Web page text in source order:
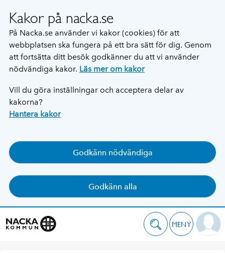
Kakor på nacka.se
På Nacka.se använder vi kakor (cookies) för att
webbplatsen ska fungera på ett bra sätt för dig. Genom
att fortsätta ditt besök godkänner du att vi använder
nödvändiga kakor. Läs mer om kakor
Vill du göra inställningar och acceptera delar av
kakorna?
Hantera kakor
Godkänn nödvändiga
Godkänn alla
MENY